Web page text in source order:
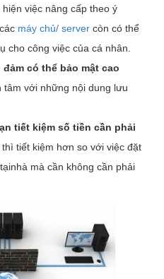
việc nâng cấp theo ý
máy chủ/ server còn có thể
cho công việc của cá nhân.
có thể bảo mật cao
tâm với những nội dung lưu
tiết kiệm số tiền cần phải
tiết kiệm hơn so với việc đặt
mà cần không cần phải